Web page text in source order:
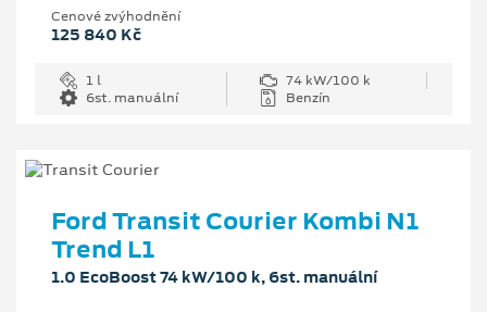
Cenové zvýhodnění
125 840 Kč
1 l
74 kW/100 k
6st. manuální
Benzín
Ford Transit Courier Kombi N1
Trend L1
1.0 EcoBoost 74 kW/100 k, 6st. manuální